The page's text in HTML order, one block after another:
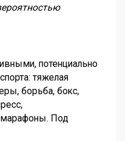
потенциально
тяжелая
борьба, бокс,
марафоны. Под